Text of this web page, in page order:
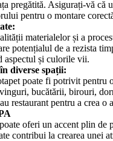
pregătită. Asigurați-vă că
pentru o montare
materialelor și a
potențialul de a rezista
aspectul și culorile vii.
diverse spații:
poate fi potrivit pentru
bucătării, birouri,
restaurant pentru a crea o
oferi un accent plin de
contribui la crearea unei